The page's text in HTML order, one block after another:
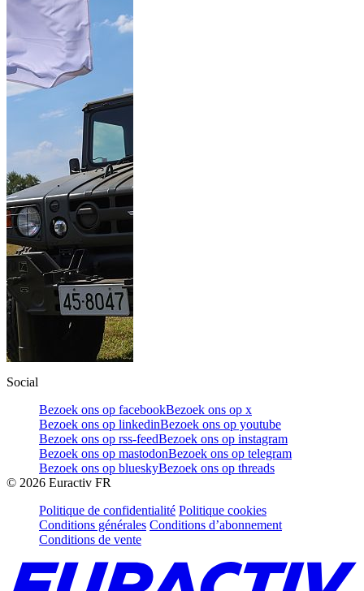
Social
Bezoek ons op facebookBezoek ons op x
Bezoek ons op linkedinBezoek ons op youtube
Bezoek ons op rss-feedBezoek ons op instagram
Bezoek ons op mastodonBezoek ons op telegram
Bezoek ons op blueskyBezoek ons op threads
© 2026 Euractiv FR
Politique de confidentialité Politique cookies
Conditions générales Conditions d’abonnement
Conditions de vente